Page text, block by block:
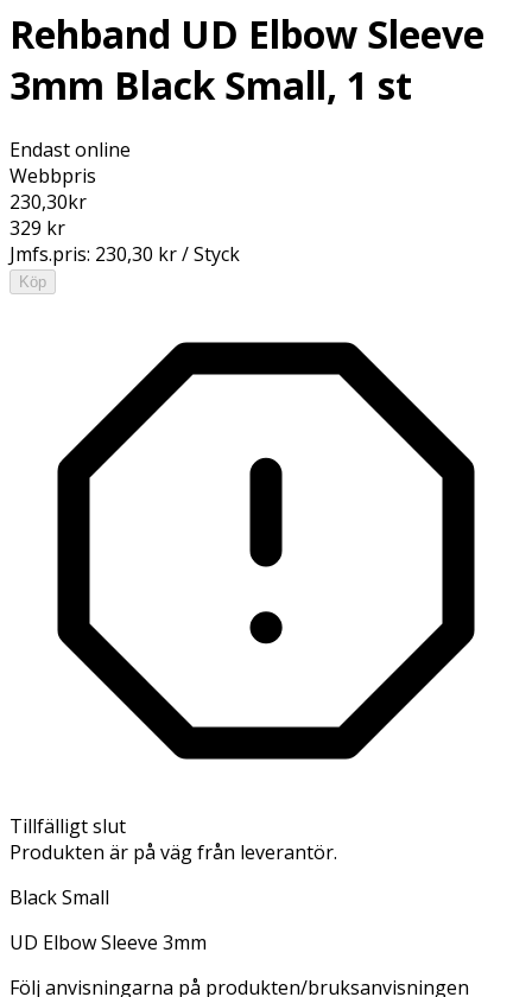
Rehband UD Elbow Sleeve
3mm Black Small, 1 st
Endast online
Webbpris
230,30kr
329 kr
Jmfs.pris: 230,30 kr / Styck
Köp
Tillfälligt slut
Produkten är på väg från leverantör.
Black Small
UD Elbow Sleeve 3mm
Följ anvisningarna på produkten/bruksanvisningen